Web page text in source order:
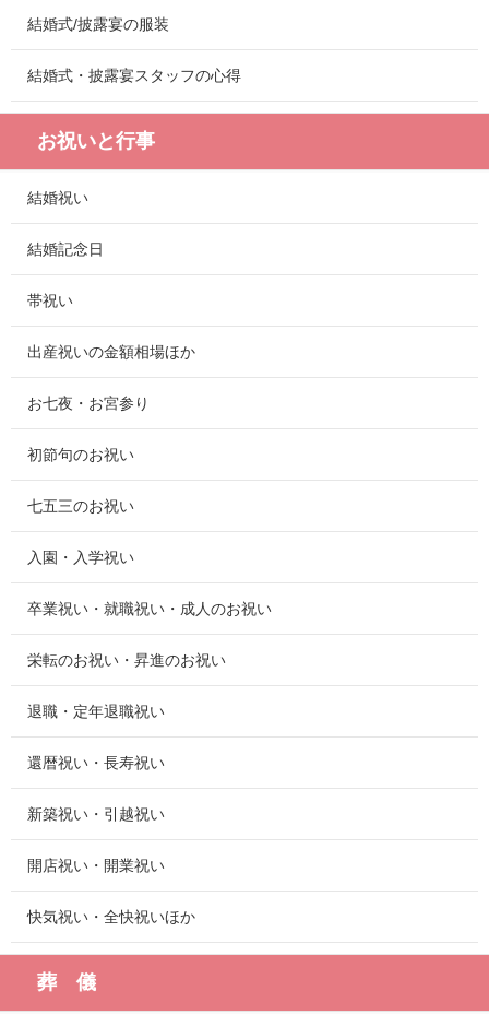
結婚式/披露宴の服装
結婚式・披露宴スタッフの心得
お祝いと行事
結婚祝い
結婚記念日
帯祝い
出産祝いの金額相場ほか
お七夜・お宮参り
初節句のお祝い
七五三のお祝い
入園・入学祝い
卒業祝い・就職祝い・成人のお祝い
栄転のお祝い・昇進のお祝い
退職・定年退職祝い
還暦祝い・長寿祝い
新築祝い・引越祝い
開店祝い・開業祝い
快気祝い・全快祝いほか
葬 儀